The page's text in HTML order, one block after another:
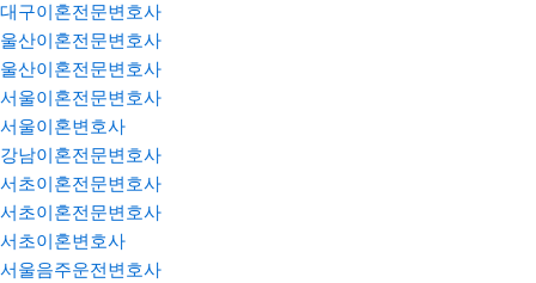
대구이혼전문변호사
울산이혼전문변호사
울산이혼전문변호사
서울이혼전문변호사
서울이혼변호사
강남이혼전문변호사
서초이혼전문변호사
서초이혼전문변호사
서초이혼변호사
서울음주운전변호사